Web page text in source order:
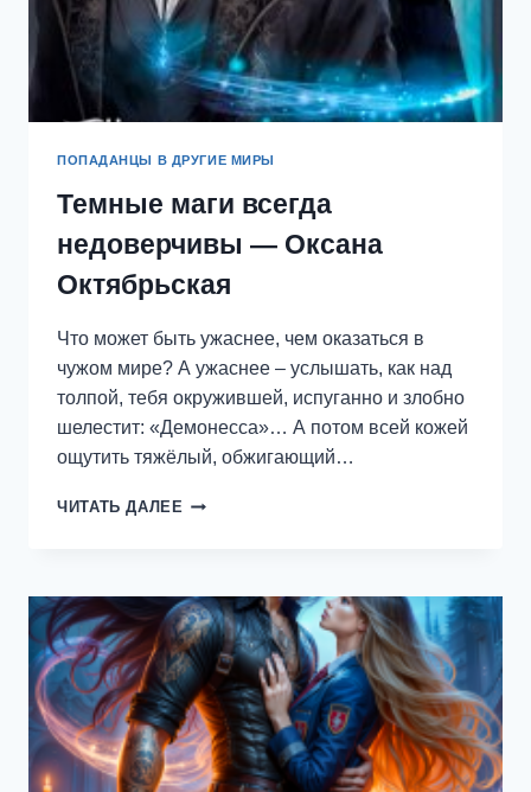
ПОПАДАНЦЫ В ДРУГИЕ МИРЫ
Темные маги всегда
недоверчивы — Оксана
Октябрьская
Что может быть ужаснее, чем оказаться в
чужом мире? А ужаснее – услышать, как над
толпой, тебя окружившей, испуганно и злобно
шелестит: «Демонесса»… А потом всей кожей
ощутить тяжёлый, обжигающий…
ЧИТАТЬ ДАЛЕЕ ТЕМНЫЕ
—
ОКСАНА
ОКТЯБРЬСКАЯ